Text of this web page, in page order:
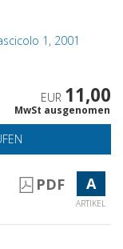
1, 2001
EUR 11,00
MwSt ausgenomen
PDF A
ARTIKEL